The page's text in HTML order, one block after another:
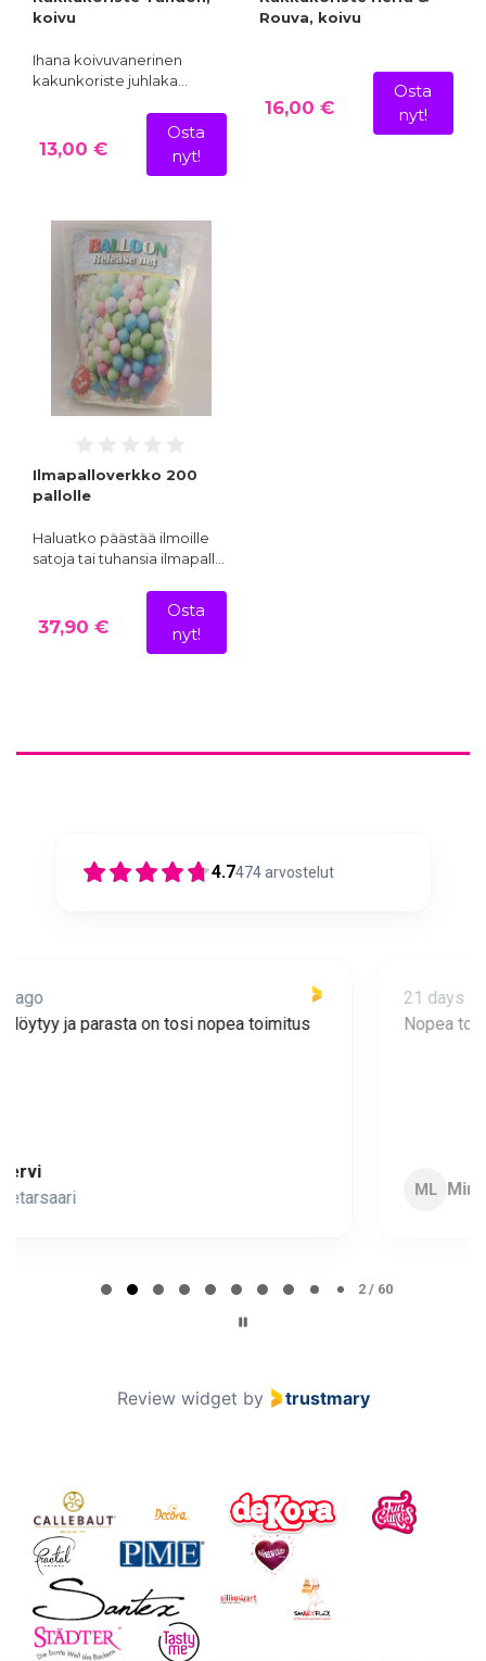
koivu
Ihana koivuvanerinen
kakunkoriste juhlaka…
13,00 €
Osta
nyt!
Rouva, koivu
16,00 €
Osta
nyt!
Ilmapalloverkko 200
pallolle
Haluatko päästää ilmoille
satoja tai tuhansia ilmapall…
37,90 €
Osta
nyt!
4.7474arvostelut
Nopea toimitus ja super asiakaspalvelua 🩷
ML
2 / 60
Review widget by trustmary